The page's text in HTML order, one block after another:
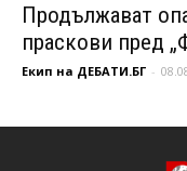
Продължават
праскови пред
Екип на ДЕБАТИ.БГ -